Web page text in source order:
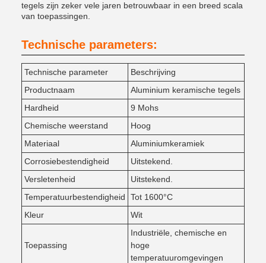
tegels zijn zeker vele jaren betrouwbaar in een breed scala
van toepassingen.
Technische parameters:
Technische parameter
Beschrijving
Productnaam
Aluminium keramische tegels
Hardheid
9 Mohs
Chemische weerstand
Hoog
Materiaal
Aluminiumkeramiek
Corrosiebestendigheid
Uitstekend.
Versletenheid
Uitstekend.
Temperatuurbestendigheid
Tot 1600°C
Kleur
Wit
Toepassing
Industriële, chemische en
hoge
temperatuuromgevingen